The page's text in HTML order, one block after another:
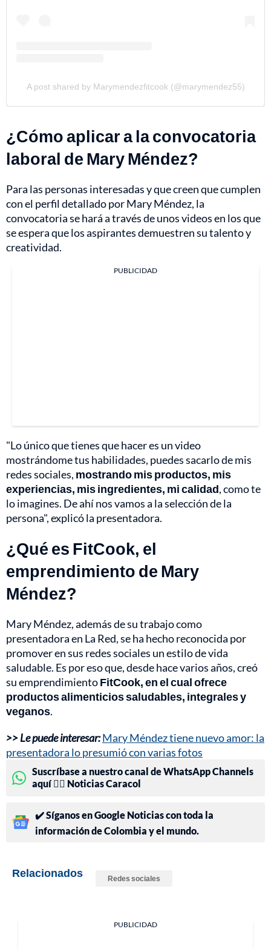
A post shared by Marymendezfitcook (@marymendez55)
¿Cómo aplicar a la convocatoria
laboral de Mary Méndez?
Para las personas interesadas y que creen que cumplen
con el perfil detallado por Mary Méndez, la
convocatoria se hará a través de unos videos en los que
se espera que los aspirantes demuestren su talento y
creatividad.
PUBLICIDAD
"Lo único que tienes que hacer es un video
mostrándome tus habilidades, puedes sacarlo de mis
redes sociales, mostrando mis productos, mis
experiencias, mis ingredientes, mi calidad, como te
lo imagines. De ahí nos vamos a la selección de la
persona", explicó la presentadora.
¿Qué es FitCook, el
emprendimiento de Mary
Méndez?
Mary Méndez, además de su trabajo como
presentadora en La Red, se ha hecho reconocida por
promover en sus redes sociales un estilo de vida
saludable. Es por eso que, desde hace varios años, creó
su emprendimientoFitCook, en el cual ofrece
productos alimenticios saludables, integrales y
veganos.
>> Le puede interesar:Mary Méndez tiene nuevo amor: la
presentadora lo presumió con varias fotos
Suscríbase a nuestro canal de WhatsApp Channels
aquí 👉🏻 Noticias Caracol
✔️ Síganos en Google Noticias con toda la
información de Colombia y el mundo.
Relacionados Redes sociales
PUBLICIDAD